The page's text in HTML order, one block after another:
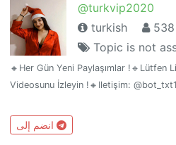
@turkvip2020
turkish
538
Topic is not
🔸Her Gün Yeni Paylaşımlar !🔹Lütfen
Videosunu İzleyin !🔸️Iletişim: @bot_txt1